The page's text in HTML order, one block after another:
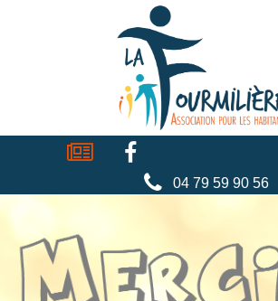
La
fourmilière
Actualités Facebook
04 79 59 90 56
Cookies management panel